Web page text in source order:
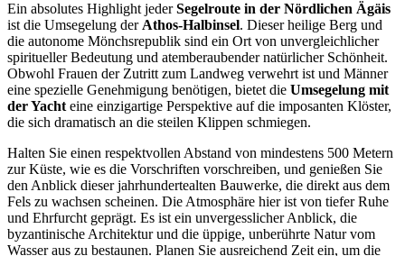
Ein absolutes Highlight jederSegelroute in der Nördlichen Ägäis
ist die Umsegelung derAthos-Halbinsel. Dieser heilige Berg und
die autonome Mönchsrepublik sind ein Ort von unvergleichlicher
spiritueller Bedeutung und atemberaubender natürlicher Schönheit.
Obwohl Frauen der Zutritt zum Landweg verwehrt ist und Männer
eine spezielle Genehmigung benötigen, bietet die Umsegelung mit
der Yachteine einzigartige Perspektive auf die imposanten Klöster,
die sich dramatisch an die steilen Klippen schmiegen.
Halten Sie einen respektvollen Abstand von mindestens 500 Metern
zur Küste, wie es die Vorschriften vorschreiben, und genießen Sie
den Anblick dieser jahrhundertealten Bauwerke, die direkt aus dem
Fels zu wachsen scheinen. Die Atmosphäre hier ist von tiefer Ruhe
und Ehrfurcht geprägt. Es ist ein unvergesslicher Anblick, die
byzantinische Architektur und die üppige, unberührte Natur vom
Wasser aus zu bestaunen. Planen Sie ausreichend Zeit ein, um die